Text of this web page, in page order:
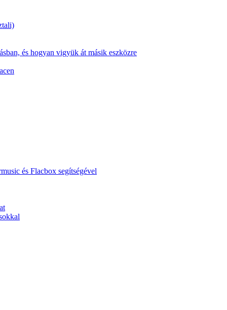
és hogyan vigyük át másik eszközre
és Flacbox segítségével